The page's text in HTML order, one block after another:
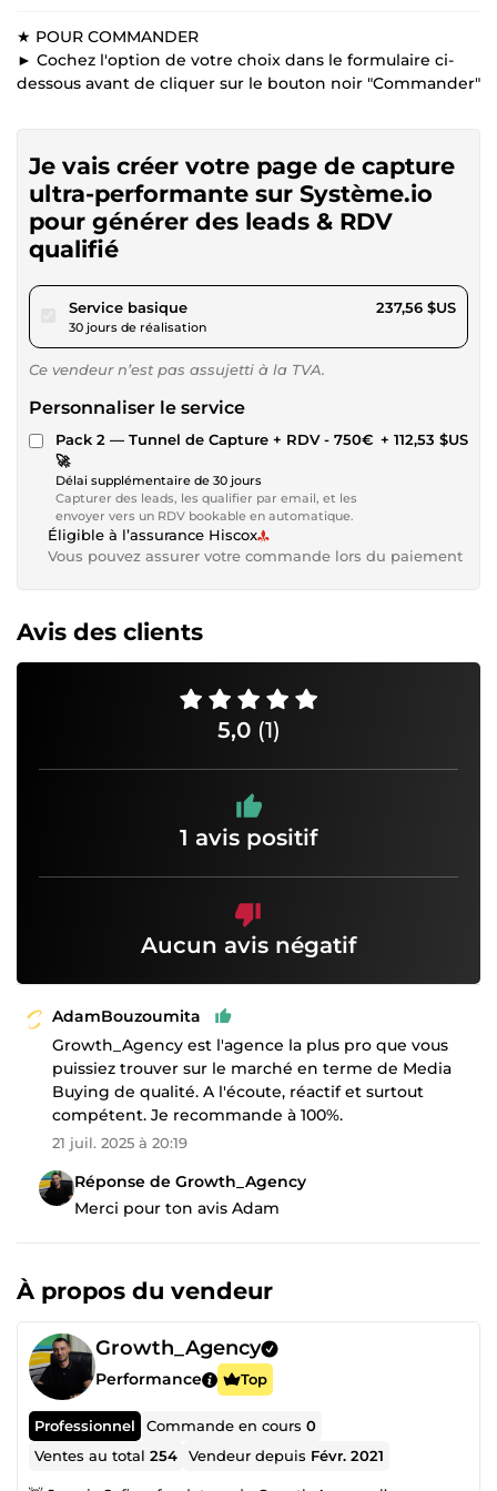
★ POUR COMMANDER
► Cochez l'option de votre choix dans le formulaire ci-
dessous avant de cliquer sur le bouton noir "Commander"
Je vais créer votre page de capture
ultra-performante sur Système.io
pour générer des leads & RDV
qualifié
Service basiquepour 218,95 $US
30 jours de réalisation
237,56 $US
Ce vendeur n’est pas assujetti à la TVA.
Personnaliser le service
Pack 2 — Tunnel de Capture + RDV - 750€
🚀
Délai supplémentaire de 30 jours
Capturer des leads, les qualifier par email, et les
envoyer vers un RDV bookable en automatique.
+ 112,53 $US
Éligible à l’assurance Hiscox
Vous pouvez assurer votre commande lors du paiement
Avis des clients
5,0 (1)
1 avis positif
Aucun avis négatif
AdamBouzoumita
Growth_Agency est l'agence la plus pro que vous
puissiez trouver sur le marché en terme de Media
Buying de qualité. A l'écoute, réactif et surtout
compétent. Je recommande à 100%.
21 juil. 2025 à 20:19
Réponse de Growth_Agency
Merci pour ton avis Adam
À propos du vendeur
Growth_Agency
Performance Top
Professionnel Commande en cours0
Ventes au total254 Vendeur depuis Févr. 2021